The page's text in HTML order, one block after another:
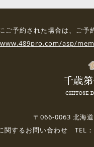
予約された場合は、 ご予
asp/
〒066-0063 北海
関するお問い合わせ TEL